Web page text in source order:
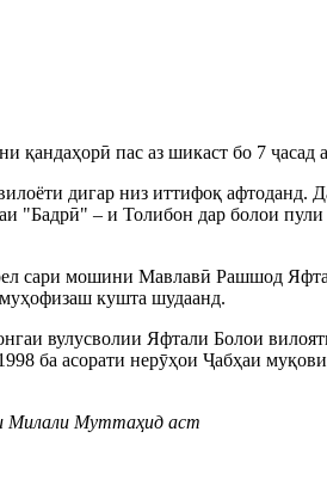
қандаҳорӣ пас аз шикаст бо 7
дигар низ иттифоқ
"Бадрӣ" – и Толибон дар болои
сари мошини Мавлавӣ Рашшод
кушта шудаанд.
вулусволии Яфтали Болои
ба асорати нерӯҳои Ҷабҳаи
Милали Муттаҳид аст